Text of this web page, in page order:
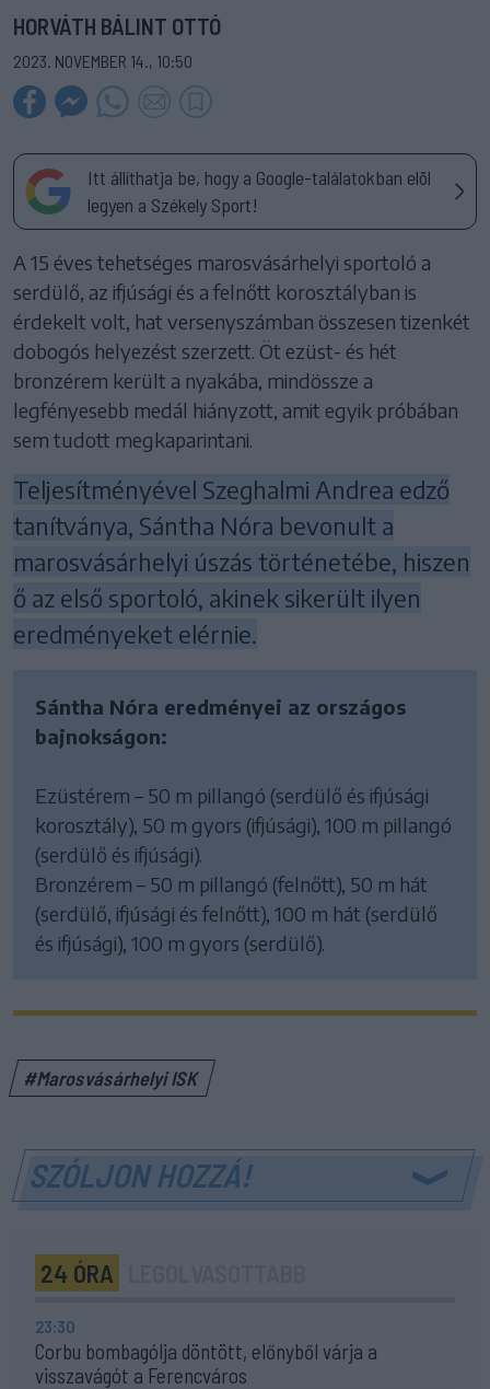
HORVÁTH BÁLINT OTTÓ
2023. NOVEMBER 14., 10:50
Itt állíthatja be, hogy a Google-találatokban elöl
legyen a Székely Sport!
A 15 éves tehetséges marosvásárhelyi sportoló a
serdülő, az ifjúsági és a felnőtt korosztályban is
érdekelt volt, hat versenyszámban összesen tizenkét
dobogós helyezést szerzett. Öt ezüst- és hét
bronzérem került a nyakába, mindössze a
legfényesebb medál hiányzott, amit egyik próbában
sem tudott megkaparintani.
Teljesítményével Szeghalmi Andrea edző
tanítványa, Sántha Nóra bevonult a
marosvásárhelyi úszás történetébe, hiszen
ő az első sportoló, akinek sikerült ilyen
eredményeket elérnie.
Sántha Nóra eredményei az országos
bajnokságon:
Ezüstérem – 50 m pillangó (serdülő és ifjúsági
korosztály), 50 m gyors (ifjúsági), 100 m pillangó
(serdülő és ifjúsági).
Bronzérem – 50 m pillangó (felnőtt), 50 m hát
(serdülő, ifjúsági és felnőtt), 100 m hát (serdülő
és ifjúsági), 100 m gyors (serdülő).
#Marosvásárhelyi ISK
SZÓLJON HOZZÁ!
24 ÓRA
23:30
Corbu bombagólja döntött, előnyből várja a
visszavágót a Ferencváros